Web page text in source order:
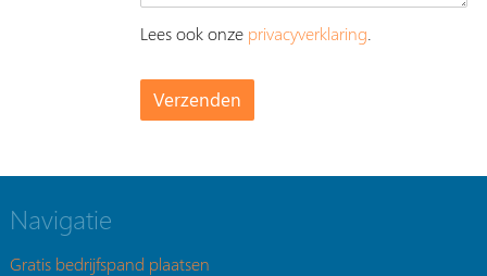
Lees ook onze privacyverklaring
Navigatie
Gratis bedrijfspand plaatsen